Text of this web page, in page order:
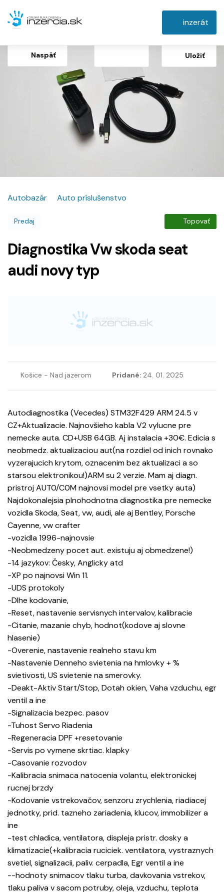
inzerát
Naspäť Uložiť
Autobazár Auto príslušenstvo
Predaj Topovať
Diagnostika Vw skoda seat
audi novy typ
Košice - Nad jazerom Pridané: 24. 01. 2025
Autodiagnostika (Vecedes) STM32F429 ARM 24.5 v
CZ+Aktualizacie. Najnovšieho kabla V2 vylucne pre
nemecke auta. CD+USB 64GB. Aj instalacia +30€. Edicia s
neobmedz. aktualizaciou aut(na rozdiel od inich rovnako
vyzerajucich krytom, oznacenim bez aktualizaci a so
starsou elektronikou!)ARM su 2 verzie. Mam aj diagn.
pristroj AUT0/C0M najnovsi model pre vsetky auta)
Najdokonalejsia plnohodnotna diagnostika pre nemecke
vozidla Skoda, Seat, vw, audi, ale aj Bentley, Porsche
Cayenne, vw crafter
-vozidla 1996-najnovsie
-Neobmedzeny pocet aut. existuju aj obmedzene!)
-14 jazykov: Česky, Anglicky atd
-XP po najnovsi Win 11.
-UDS protokoly
-Dlhe kodovanie,
-Reset, nastavenie servisnych intervalov, kalibracie
-Citanie, mazanie chyb, hodnot(kodove aj slovne
hlasenie)
-Overenie, nastavenie realneho stavu km
-Nastavenie Denneho svietenia na hmlovky + %
svietivosti, US svietenie na smerovky.
-Deakt-Aktiv Start/Stop, Dotah okien, Vaha vzduchu, egr
ventil a ine
-Signalizacia bezpec. pasov
-Tuhost Servo Riadenia
-Regeneracia DPF +resetovanie
-Servis po vymene skrtiac. klapky
-Casovanie rozvodov
-Kalibracia snimaca natocenia volantu, elektronickej
rucnej brzdy
-Kodovanie vstrekovačov, senzoru zrychlenia, riadiacej
jednotky, prid. tazneho zariadenia, klucov, immobilizer a
ine
-test chladica, ventilatora, displeja pristr. dosky a
klimatizacie(+kalibracia ruciciek. ventilatora, vystraznych
svetiel, signalizacii, paliv. cerpadla, Egr ventil a ine
--hodnoty snimacov tlaku turba, davkovania vstrekov,
tlaku paliva v sacom potruby, oleja, vzduchu, teplota